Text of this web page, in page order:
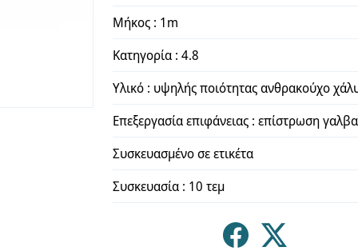
Μήκος : 1m
Κατηγορία : 4.8
Υλικό : υψηλής ποιότητας ανθρακούχο
Επεξεργασία επιφάνειας : επίστρωση
Συσκευασμένο σε ετικέτα
Συσκευασία : 10 τεμ